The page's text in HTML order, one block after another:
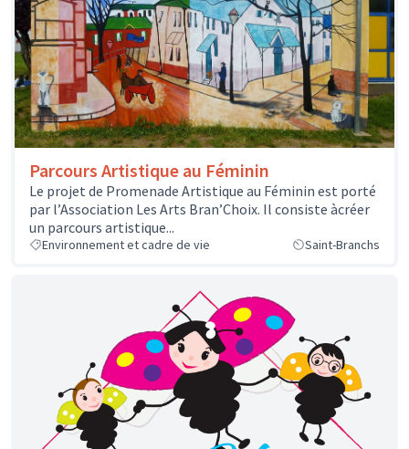
Parcours Artistique au Féminin
Le projet de Promenade Artistique au Féminin est porté
par l’Association Les Arts Bran’Choix. Il consiste àcréer
un parcours artistique...
Environnement et cadre de vie Saint-Branchs